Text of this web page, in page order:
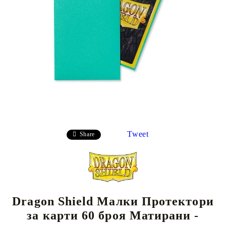
Share Tweet
Dragon Shield Малки Протектори
за карти 60 броя Матирани -